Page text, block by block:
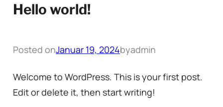
Hello world!
Posted onJanuar 19, 2024byadmin
Welcome to WordPress. This is your first post.
Edit or delete it, then start writing!